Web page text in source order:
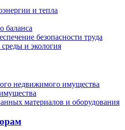
и тепла
баланса
безопасности труда
и экология
недвижимого имущества
материалов и оборудования